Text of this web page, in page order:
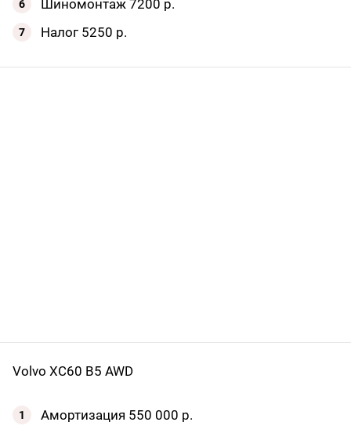
Шиномонтаж 7200 р.
Налог 5250 р.
Volvo XC60 B5 AWD
Амортизация 550 000 р.